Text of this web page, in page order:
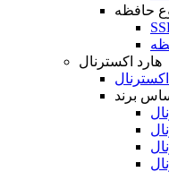
هارد اکسترنال
برند